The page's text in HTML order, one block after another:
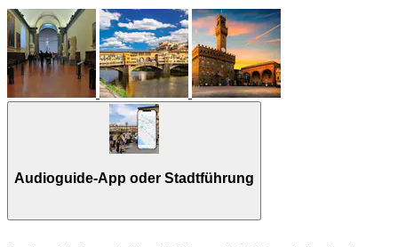
Audioguide-App oder Stadtführung